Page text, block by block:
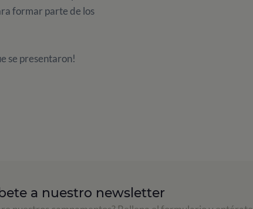
formar parte de los
se presentaron!
a nuestro newsletter